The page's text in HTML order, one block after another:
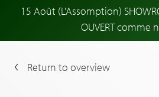
15 Août (L'Assomption)
OUVERT comme
Return to overview